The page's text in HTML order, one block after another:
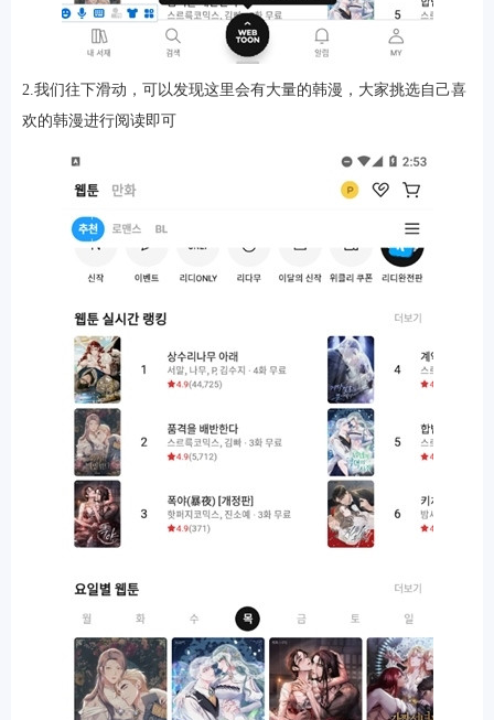
2.我们往下滑动，可以发现这里会有大量的韩漫，大家挑选自己喜
欢的韩漫进行阅读即可